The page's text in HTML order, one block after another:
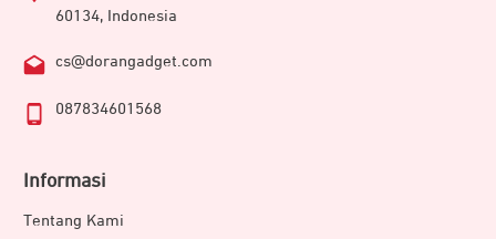
60134, Indonesia
cs@dorangadget.com
087834601568
Informasi
Tentang Kami